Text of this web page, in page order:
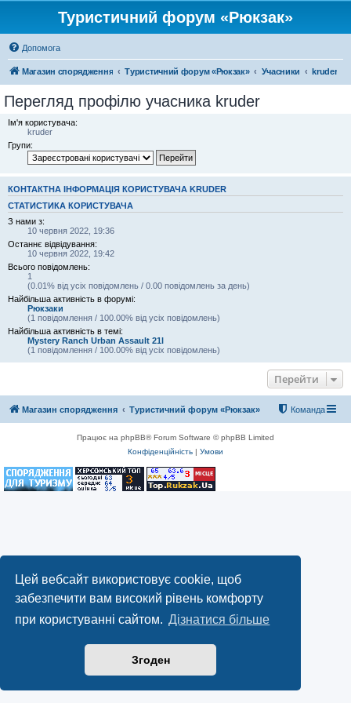
Цей вебсайт використовує cookie, щоб
забезпечити вам високий рівень комфорту
при користуванні сайтом. Дізнатися більше
Згоден
Туристичний форум «Рюкзак»
Допомога
Магазин спорядження Туристичний форум «Рюкзак» Учасники kruder
Перегляд профілю учасника kruder
Ім'я користувача:
kruder
Групи:
КОНТАКТНА ІНФОРМАЦІЯ КОРИСТУВАЧА KRUDER
СТАТИСТИКА КОРИСТУВАЧА
З нами з:
10 червня 2022, 19:36
Останнє відвідування:
10 червня 2022, 19:42
Всього повідомлень:
1
(0.01% від усіх повідомлень / 0.00 повідомлень за день)
Найбільша активність в форумі:
Рюкзаки
(1 повідомлення / 100.00% від усіх повідомлень)
Найбільша активність в темі:
Mystery Ranch Urban Assault 21l
(1 повідомлення / 100.00% від усіх повідомлень)
Перейти
Магазин спорядження Туристичний форум «Рюкзак» Команда
Працює на phpBB® Forum Software © phpBB Limited
Конфіденційність | Умови